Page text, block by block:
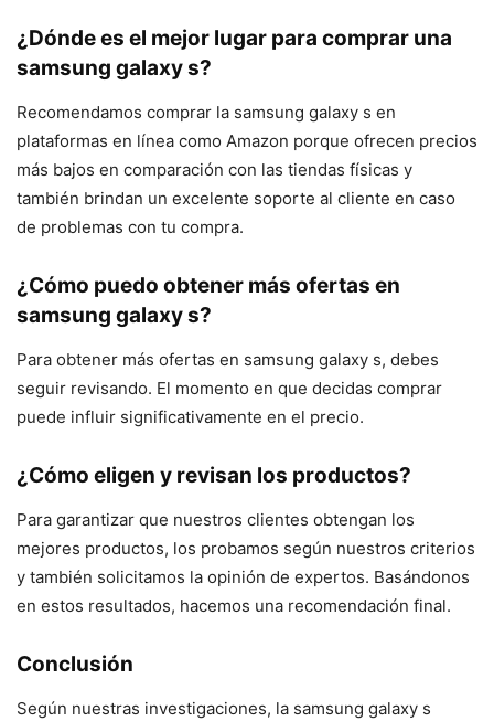
¿Dónde es el mejor lugar para comprar una
samsung galaxy s?
Recomendamos comprar la samsung galaxy s en
plataformas en línea como Amazon porque ofrecen precios
más bajos en comparación con las tiendas físicas y
también brindan un excelente soporte al cliente en caso
de problemas con tu compra.
¿Cómo puedo obtener más ofertas en
samsung galaxy s?
Para obtener más ofertas en samsung galaxy s, debes
seguir revisando. El momento en que decidas comprar
puede influir significativamente en el precio.
¿Cómo eligen y revisan los productos?
Para garantizar que nuestros clientes obtengan los
mejores productos, los probamos según nuestros criterios
y también solicitamos la opinión de expertos. Basándonos
en estos resultados, hacemos una recomendación final.
Conclusión
Según nuestras investigaciones, la samsung galaxy s